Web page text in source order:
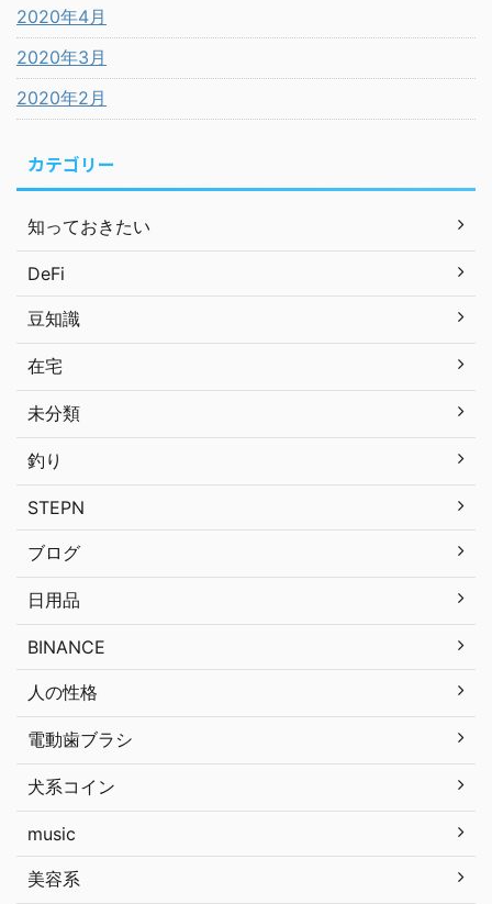
2020年4月
2020年3月
2020年2月
カテゴリー
知っておきたい
DeFi
豆知識
在宅
未分類
釣り
STEPN
ブログ
日用品
BINANCE
人の性格
電動歯ブラシ
犬系コイン
music
美容系